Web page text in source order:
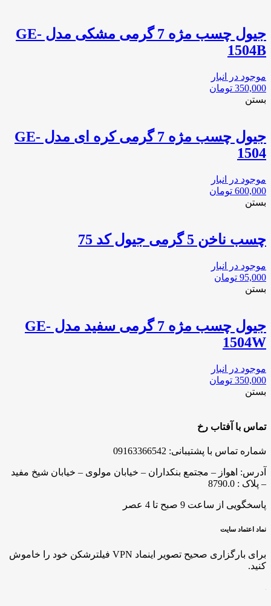
جیول چسب مژه 7 گرمی مشکی مدل GE-
1504B
موجود در انبار
350,000 تومان
بستن
جیول چسب مژه 7 گرمی کره ای مدل GE-
1504
موجود در انبار
600,000 تومان
بستن
چسب ناخن 5 گرمی جیول کد 75
موجود در انبار
95,000 تومان
بستن
جیول چسب مژه 7 گرمی سفید مدل GE-
1504W
موجود در انبار
350,000 تومان
بستن
تماس با آفتاب رخ
شماره تماس با پشتیبانی: 09163366542
آدرس: اهواز – مجتمع بنکداران – خیابان مولوی – خیابان شیخ مفید
– پلاک : 8790.0
پاسخگویی از ساعت 9 صبح تا 4 عصر
نماد اعتماد سایت
برای بارگزاری صحیح تصویر اینماد VPN فیلترشکن خود را خاموش
کنید.